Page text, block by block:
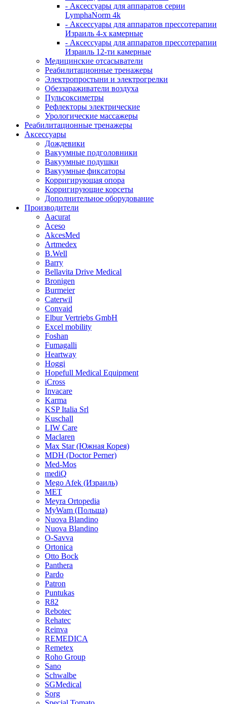
- Аксессуары для аппаратов серии
LymphaNorm 4k
- Аксессуары для аппаратов прессотерапии
Израиль 4-х камерные
- Аксессуары для аппаратов прессотерапии
Израиль 12-ти камерные
Медицинские отсасыватели
Реабилитационные тренажеры
Электропростыни и электрогрелки
Обеззараживатели воздуха
Пульсоксиметры
Рефлекторы электрические
Урологические массажеры
Реабилитационные тренажеры
Аксессуары
Дождевики
Вакуумные подголовники
Вакуумные подушки
Вакуумные фиксаторы
Корригирующая опора
Корригирующие корсеты
Дополнительное оборудование
Производители
Aacurat
Aceso
AkcesMed
Artmedex
B.Well
Barry
Bellavita Drive Medical
Bronigen
Burmeier
Caterwil
Convaid
Elbur Vertriebs GmbH
Excel mobility
Foshan
Fumagalli
Heartway
Hoggi
Hopefull Medical Equipment
iCross
Invacare
Karma
KSP Italia Srl
Kuschall
LIW Care
Maclaren
Max Star (Южная Корея)
MDH (Doctor Perner)
Med-Mos
mediQ
Mego Afek (Израиль)
MET
Meyra Ortopedia
MyWam (Польша)
Nuova Blandino
Nuova Blandino
O-Savva
Ortonica
Otto Bock
Panthera
Pardo
Patron
Puntukas
R82
Rebotec
Rehatec
Reinva
REMEDICA
Remetex
Roho Group
Sano
Schwalbe
SGMedical
Sorg